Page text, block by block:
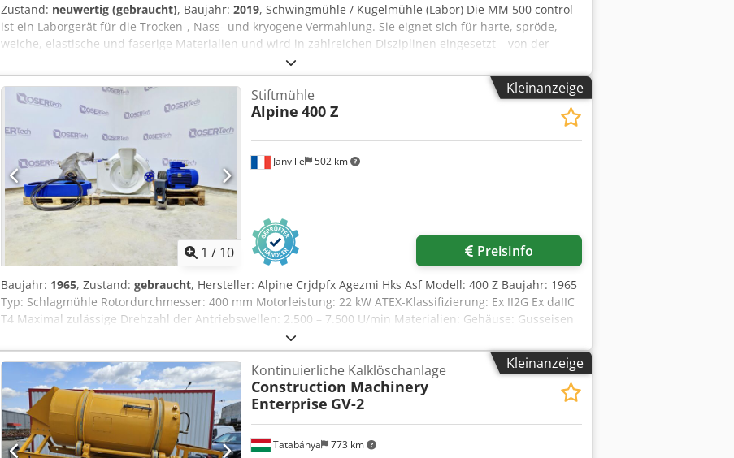
Zustand: neuwertig (gebraucht), Baujahr: 2019, Schwingmühle / Kugelmühle (Labor) Die MM 500 control
ist ein Laborgerät für die Trocken-, Nass- und kryogene Vermahlung. Sie eignet sich für harte, spröde,
weiche, elastische und faserige Materialien und wird in zahlreichen Disziplinen eingesetzt – von der
Materialforschung und Pharmazie über Geologie bis zur Lebensmittel- und Umweltanalytik. Die Proben
(bis 10 mm Korngröße) Mahlkugeln werden in mit die Mahlbecher gefüllt. Diese werden eingesetzt und
auf die Kühlplatten positioniert. Die Schwingbewegungen Crodpfoywkqzox Ag Aof bis zu 30 Hz zerkleinern
die Probe durch Prall- und Reibungskraft. Die optionale Kühlung erfolgt durch verschiedene Medien (LN²,
Wasser, oä.). Es können Endfeinheiten von 0,1 µm erreicht werden. Der typische Mahlprozess dauert
zwischen 30 Sekunden und 30 Minuten. Die Mahlkugeln sind in verschiedenen Materialien (Stahl,
Edelstahl, Wolframcarbid, Zirkonoxid) und Größen verfügbar (beim Hersteller zu beziehen). Im
Maschinenangebot sind zwei Mahlbecher 125 ml enthalten (Werkstoff siehe Abb.). Mahlkugeln in 10 mm
gehärtetem Stahl sind ebenfalls vorhanden.
Kleinanzeige
1 / 10
Janville 502 km
Stiftmühle
Alpine 400 Z
Preisinfo
Baujahr: 1965, Zustand: gebraucht, Hersteller: Alpine Crjdpfx Agezmi Hks Asf Modell: 400 Z Baujahr: 1965
Typ: Schlagmühle Rotordurchmesser: 400 mm Motorleistung: 22 kW ATEX-Klassifizierung: Ex II2G Ex daIIC
T4 Maximal zulässige Drehzahl der Antriebswellen: 2.500 – 7.500 U/min Materialien: Gehäuse: Gusseisen
Rotor/Stator: Edelstahl Tür mit geringfügiger Verformung, die bei der Überholung berücksichtigt wurde
(geeignete Dichtung angebracht, Dichtheit gewährleistet)
Kleinanzeige
Tatabánya 773 km
Kontinuierliche Kalklöschanlage
Construction Machinery
Enterprise GV-2